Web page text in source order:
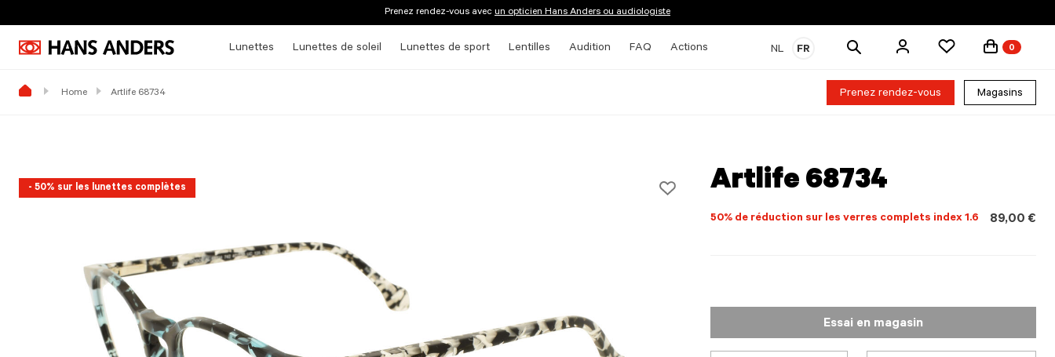
Prenez rendez-vous avec un opticien Hans Anders ou audiologiste
Lunettes Lunettes de soleil Lunettes de sport Lentilles Audition FAQ Actions NL FR
Rechercher
0
Home Artlife 68734 Prenez rendez-vous Magasins
- 50% sur les lunettes complètes Artlife 68734
50% de réduction sur les verres complets index 1.6 89,00 €
Essai en magasin